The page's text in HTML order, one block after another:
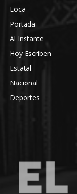
Local
Portada
Al Instante
Hoy Escriben
Estatal
Nacional
Deportes